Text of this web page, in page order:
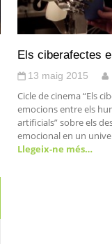
Els ciberafectes
13 maig 2015
Cicle de cinema “Els
emocions entre els
artificials” sobre els
emocional en un
Llegeix-ne més…